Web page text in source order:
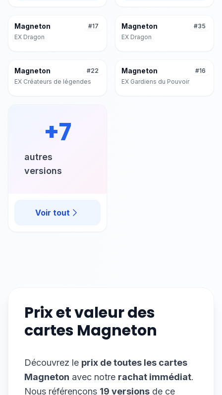
#17
Magneton
EX Dragon
#35
Magneton
EX Dragon
#22
Magneton
EX Créateurs de légendes
#16
Magneton
EX Gardiens du Pouvoir
+7
autres
versions
Voir tout
Prix et valeur des
cartes Magneton
Découvrez le prix de toutes les cartes
Magneton avec notre rachat immédiat.
Nous référençons 19 versions de ce